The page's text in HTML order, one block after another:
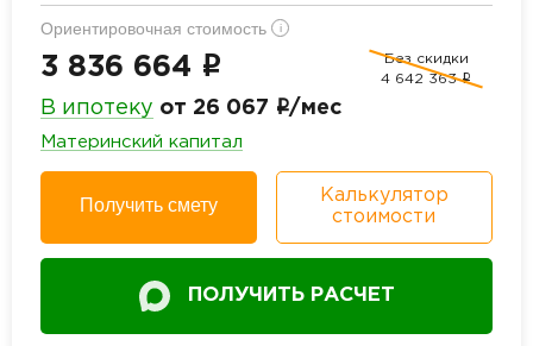
Ориентировочная стоимость i
3 836 664 i
Без скидки
4 642 363 i
В ипотеку от 26 067 i/мес
Материнский капитал
Получить смету
Калькулятор
стоимости
ПОЛУЧИТЬ РАСЧЕТ